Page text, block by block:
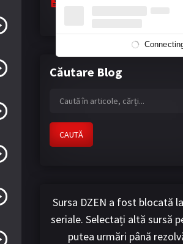
Căutare Blog
CAUTĂ
Sursa DZEN a fost blocată
seriale. Selectați altă sursă
putea urmări până